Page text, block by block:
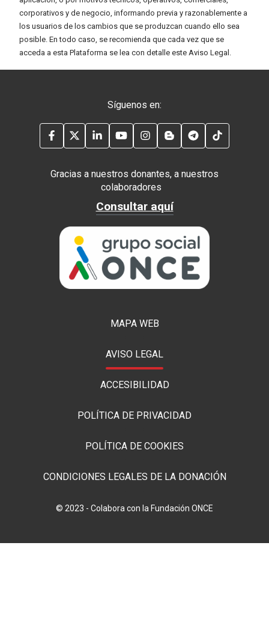
corporativos y de negocio, informando previa y razonablemente a
los usuarios de los cambios que se produzcan cuando ello sea
posible. En todo caso, se recomienda que cada vez que se
acceda a esta Plataforma se lea con detalle este Aviso Legal.
Síguenos en:
FACEBOOK
TWITTERLINKEDIN
YOUTUBEINSTAGRAM
BLOG TELEGRAM
Gracias a nuestros donantes, a nuestros
colaboradores
Consultar aquí
MAPA WEB
AVISO LEGAL
ACCESIBILIDAD
POLÍTICA DE PRIVACIDAD
POLÍTICA DE COOKIES
CONDICIONES LEGALES DE LA DONACIÓN
© 2023 - Colabora con la Fundación ONCE